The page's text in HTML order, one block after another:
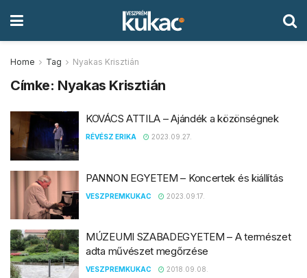
Home Tag Nyakas Krisztián
Címke: Nyakas Krisztián
KOVÁCS ATTILA – Ajándék a közönségnek
RÉVÉSZ ERIKA 2023.09.27.
PANNON EGYETEM – Koncertek és kiállítás
VESZPREMKUKAC 2023.09.17.
MÚZEUMI SZABADEGYETEM – A természet
adta művészet megőrzése
VESZPREMKUKAC 2018.09.08.